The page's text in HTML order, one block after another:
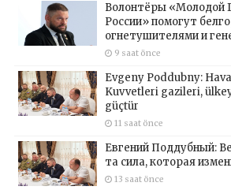
Волонтёры «Молодой
России» помогут
огнетушителями и
9 saat önce
Evgeny Poddubny:
Kuvvetleri gazileri,
güçtür
11 saat önce
Евгений Поддубный:
та сила, которая
13 saat önce